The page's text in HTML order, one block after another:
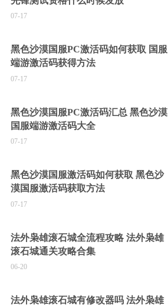
07-17
黑色沙漠国服PC激活码如何获取 国服
端游激活码获得方法
07-17
黑色沙漠国服PC激活码汇总 黑色沙漠
国服端游激活码大全
07-17
黑色沙漠国服激活码如何获取 黑色沙
漠国服激活码获取方法
07-17
法外枭雄滚石城全流程攻略 法外枭雄
滚石城通关攻略合集
06-20
法外枭雄滚石城有修改器吗 法外枭雄